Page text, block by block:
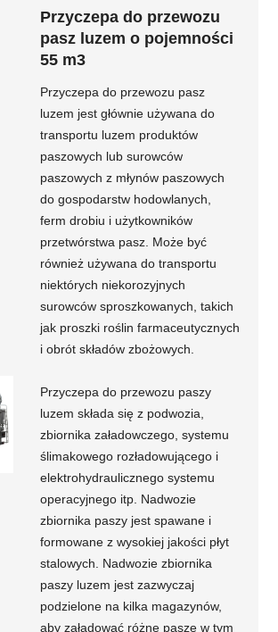
Przyczepa do przewozu
pasz luzem o pojemności
55 m3
Przyczepa do przewozu pasz
luzem jest głównie używana do
transportu luzem produktów
paszowych lub surowców
paszowych z młynów paszowych
do gospodarstw hodowlanych,
ferm drobiu i użytkowników
przetwórstwa pasz. Może być
również używana do transportu
niektórych niekorozyjnych
surowców sproszkowanych, takich
jak proszki roślin farmaceutycznych
i obrót składów zbożowych.
Przyczepa do przewozu paszy
luzem składa się z podwozia,
zbiornika załadowczego, systemu
ślimakowego rozładowującego i
elektrohydraulicznego systemu
operacyjnego itp. Nadwozie
zbiornika paszy jest spawane i
formowane z wysokiej jakości płyt
stalowych. Nadwozie zbiornika
paszy luzem jest zazwyczaj
podzielone na kilka magazynów,
aby załadować różne pasze w tym